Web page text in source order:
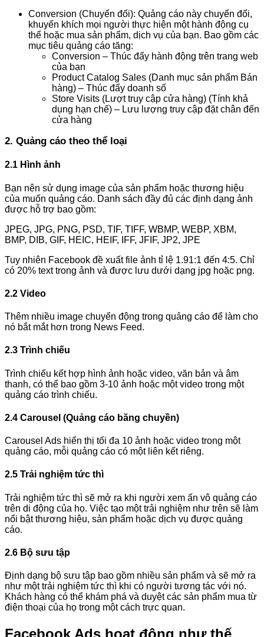
Conversion (Chuyển đối): Quảng cáo này chuyển đổi,
khuyến khích mọi người thực hiện một hành động cụ
thể hoặc mua sản phẩm, dịch vụ của bạn. Bao gồm các
mục tiêu quảng cáo tăng:
Conversion – Thúc đẩy hành động trên trang web
của bạn
Product Catalog Sales (Danh mục sản phẩm Bán
hàng) – Thúc đẩy doanh số
Store Visits (Lượt truy cập cửa hàng) (Tính khả
dụng hạn chế) – Lưu lượng truy cập đặt chân đến
cửa hàng
2. Quảng cáo theo thể loại
2.1 Hình ảnh
Bạn nên sử dụng image của sản phẩm hoặc thương hiệu
của muốn quảng cáo. Danh sách đầy đủ các định dạng ảnh
được hỗ trợ bao gồm:
JPEG, JPG, PNG, PSD, TIF, TIFF, WBMP, WEBP, XBM,
BMP, DIB, GIF, HEIC, HEIF, IFF, JFIF, JP2, JPE
Tuy nhiên Facebook đề xuất file ảnh tỉ lệ 1.91:1 đến 4:5. Chỉ
có 20% text trong ảnh và được lưu dưới dạng jpg hoặc png.
2.2 Video
Thêm nhiều image chuyển động trong quảng cáo để làm cho
nó bắt mắt hơn trong News Feed.
2.3 Trình chiếu
Trình chiếu kết hợp hình ảnh hoặc video, văn bản và âm
thanh, có thể bao gồm 3-10 ảnh hoặc một video trong một
quảng cáo trình chiếu.
2.4 Carousel (Quảng cáo băng chuyền)
Carousel Ads hiển thị tối đa 10 ảnh hoặc video trong một
quảng cáo, mỗi quảng cáo có một liên kết riêng.
2.5 Trải nghiệm tức thì
Trải nghiệm tức thì sẽ mở ra khi người xem ấn vô quảng cáo
trên di động của họ. Việc tạo một trải nghiệm như trên sẽ làm
nổi bật thương hiệu, sản phẩm hoặc dịch vụ được quảng
cáo.
2.6 Bộ sưu tập
Định dạng bộ sưu tập bao gồm nhiều sản phẩm và sẽ mở ra
như một trải nghiệm tức thì khi có người tương tác với nó.
Khách hàng có thể khám phá và duyệt các sản phẩm mua từ
điện thoại của họ trong một cách trực quan.